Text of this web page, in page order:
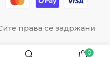
права се задржани
0